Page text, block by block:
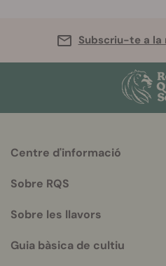
Subscriu-te a
info
Centre d'informació
Sobre RQS
Sobre les llavors
Guia bàsica de cultiu